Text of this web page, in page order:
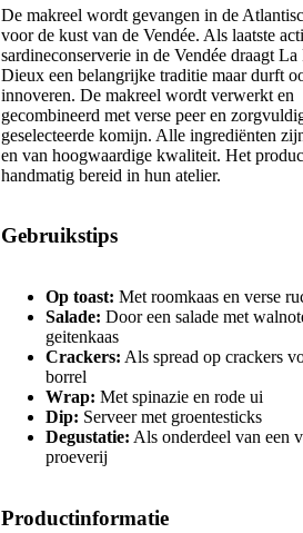
De makreel wordt gevangen in de
voor de kust van de Vendée. Als laatste
sardineconserverie in de Vendée draagt La
Dieux een belangrijke traditie maar durft
innoveren. De makreel wordt verwerkt en
gecombineerd met verse peer en
geselecteerde komijn. Alle ingrediënten
en van hoogwaardige kwaliteit. Het
handmatig bereid in hun atelier.
Gebruikstips
Op toast: Met roomkaas en verse
Salade: Door een salade met
geitenkaas
Crackers: Als spread op crackers
borrel
Wrap: Met spinazie en rode ui
Dip: Serveer met groentesticks
Degustatie: Als onderdeel van een
proeverij
Productinformatie